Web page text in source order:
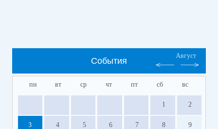
События
Август
пн вт ср чт пт сб вс
1 2
3 4 5 6 7 8 9